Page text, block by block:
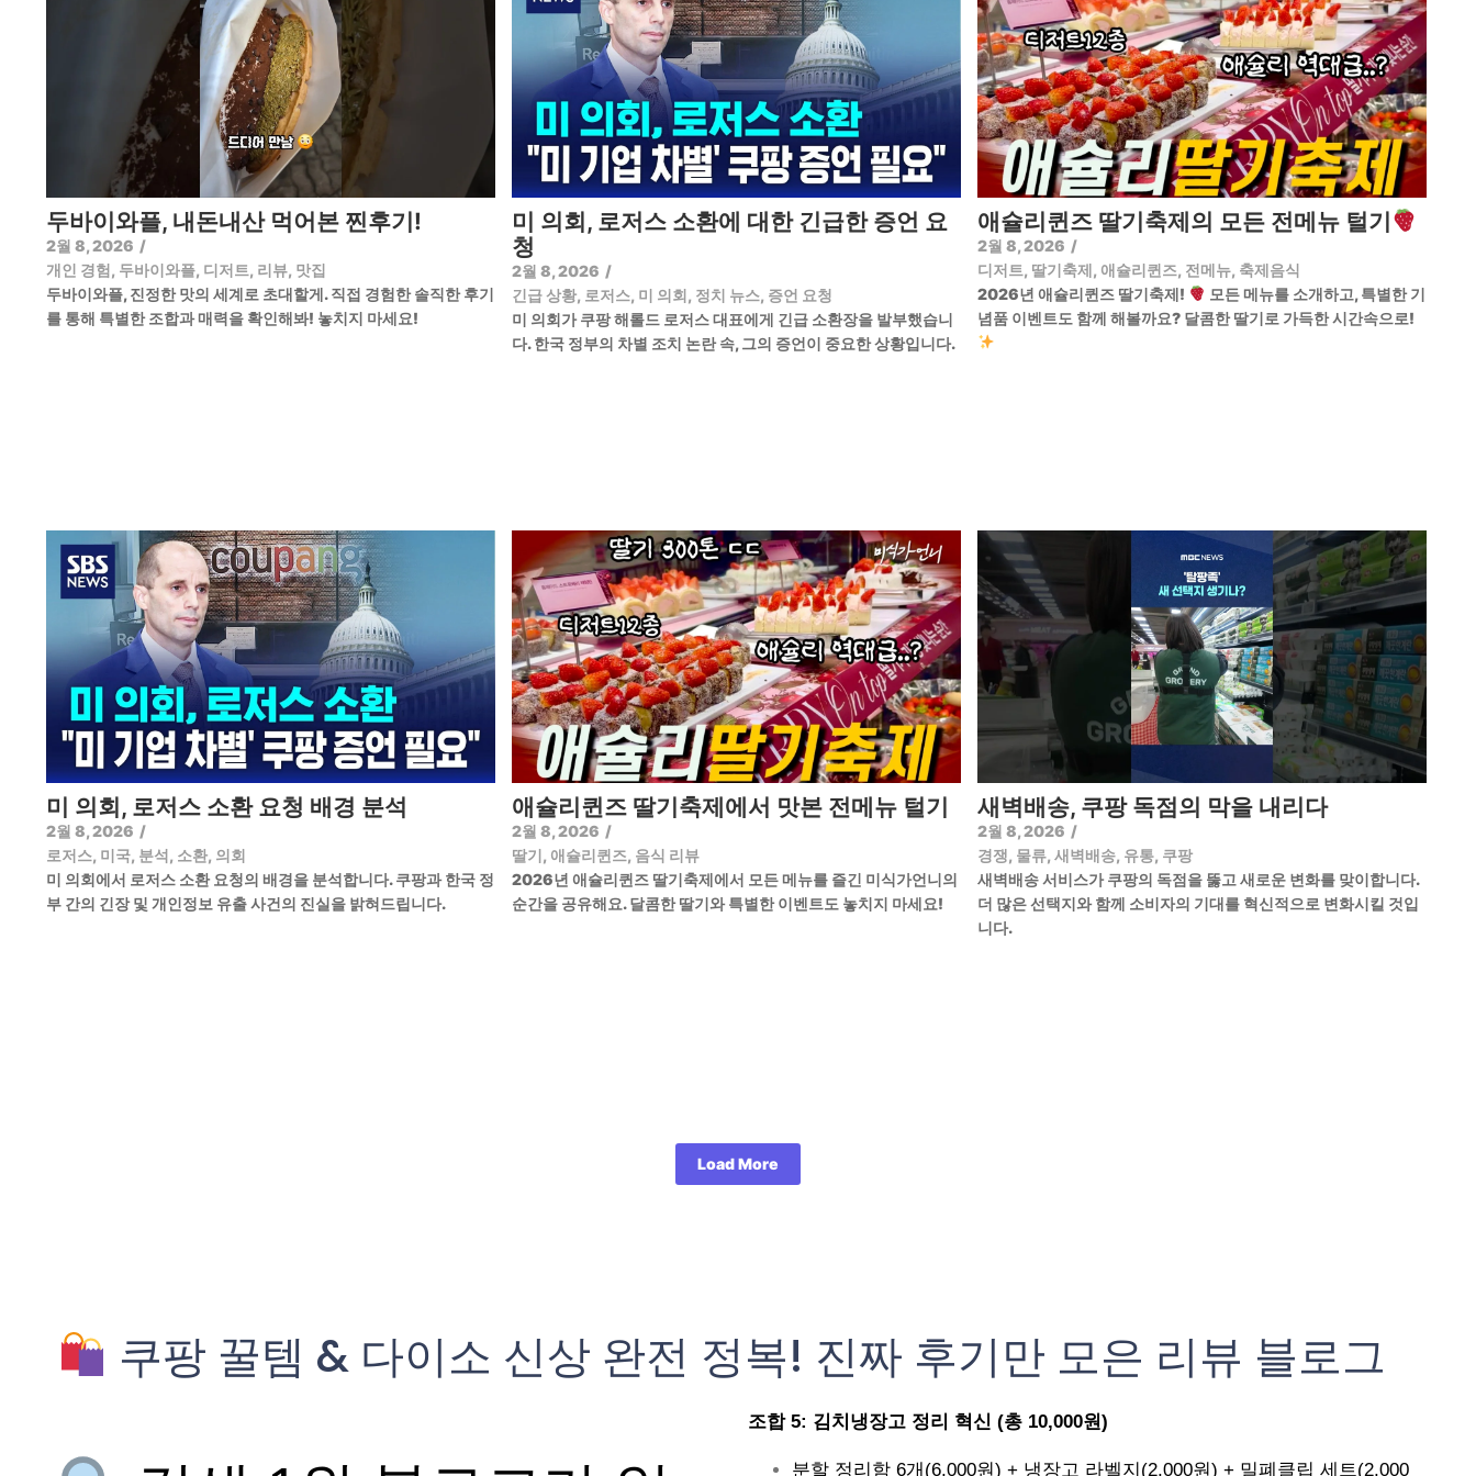
두바이와플, 내돈내산 먹어본 찐후기!
2월 8, 2026 /
개인 경험, 두바이와플, 디저트, 리뷰, 맛집
두바이와플, 진정한 맛의 세계로 초대할게. 직접 경험한 솔직한 후기
를 통해 특별한 조합과 매력을 확인해봐! 놓치지 마세요!
미 의회, 로저스 소환에 대한 긴급한 증언 요
청
2월 8, 2026 /
긴급 상황, 로저스, 미 의회, 정치 뉴스, 증언 요청
미 의회가 쿠팡 해롤드 로저스 대표에게 긴급 소환장을 발부했습니
다. 한국 정부의 차별 조치 논란 속, 그의 증언이 중요한 상황입니다.
애슐리퀸즈 딸기축제의 모든 전메뉴 털기
2월 8, 2026 /
디저트, 딸기축제, 애슐리퀸즈, 전메뉴, 축제음식
2026년 애슐리퀸즈 딸기축제!
모든 메뉴를 소개하고, 특별한 기
념품 이벤트도 함께 해볼까요? 달콤한 딸기로 가득한 시간속으로!
미 의회, 로저스 소환 요청 배경 분석
2월 8, 2026 /
로저스, 미국, 분석, 소환, 의회
미 의회에서 로저스 소환 요청의 배경을 분석합니다. 쿠팡과 한국 정
부 간의 긴장 및 개인정보 유출 사건의 진실을 밝혀드립니다.
애슐리퀸즈 딸기축제에서 맛본 전메뉴 털기
2월 8, 2026 /
딸기, 애슐리퀸즈, 음식 리뷰
2026년 애슐리퀸즈 딸기축제에서 모든 메뉴를 즐긴 미식가언니의
순간을 공유해요. 달콤한 딸기와 특별한 이벤트도 놓치지 마세요!
새벽배송, 쿠팡 독점의 막을 내리다
2월 8, 2026 /
경쟁, 물류, 새벽배송, 유통, 쿠팡
새벽배송 서비스가 쿠팡의 독점을 뚫고 새로운 변화를 맞이합니다.
더 많은 선택지와 함께 소비자의 기대를 혁신적으로 변화시킬 것입
니다.
Load More
쿠팡 꿀템 & 다이소 신상 완전 정복! 진짜 후기만 모은 리뷰 블로그
조합 5: 김치냉장고 정리 혁신 (총 10,000원)
분할 정리함 6개(6,000원) + 냉장고 라벨지(2,000원) + 밀폐클립 세트(2,000